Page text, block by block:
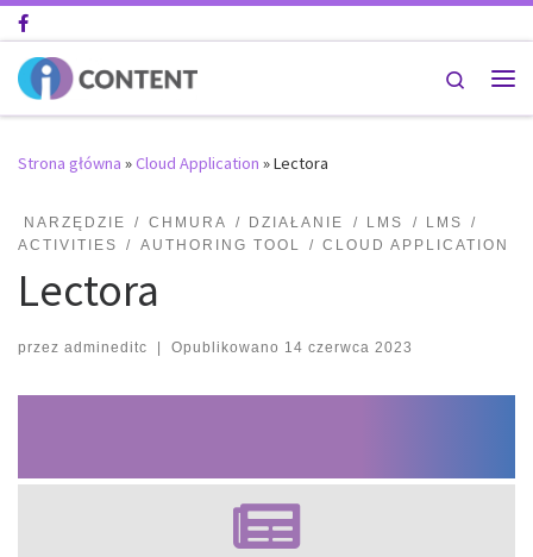
Search
Strona główna »Cloud Application »Lectora
NARZĘDZIE CHMURA DZIAŁANIE LMS
LMS
ACTIVITIES
AUTHORING TOOL CLOUD APPLICATION
Lectora
przez admineditc Opublikowano 14 czerwca 2023